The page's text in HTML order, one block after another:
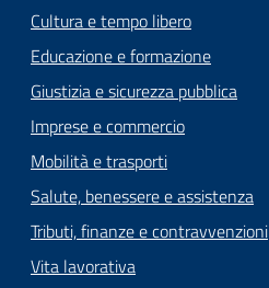
Cultura e tempo libero
Educazione e formazione
Giustizia e sicurezza pubblica
Imprese e commercio
Mobilità e trasporti
Salute, benessere e assistenza
Tributi, finanze e contravvenzioni
Vita lavorativa